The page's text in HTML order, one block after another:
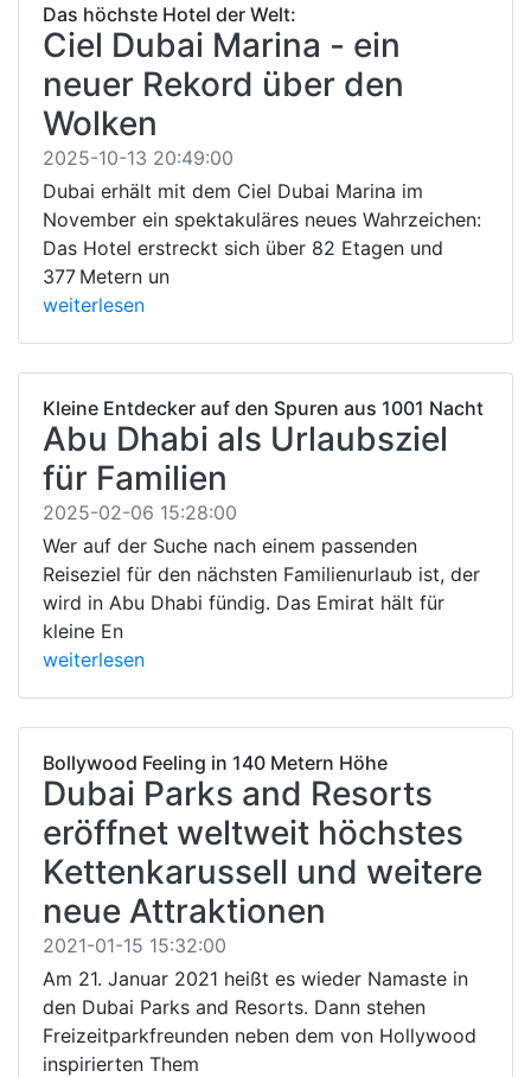
Das höchste Hotel der Welt:
Ciel Dubai Marina - ein
neuer Rekord über den
Wolken
2025-10-13 20:49:00
Dubai erhält mit dem Ciel Dubai Marina im
November ein spektakuläres neues Wahrzeichen:
Das Hotel erstreckt sich über 82 Etagen und
377 Metern un
weiterlesen
Kleine Entdecker auf den Spuren aus 1001 Nacht
Abu Dhabi als Urlaubsziel
für Familien
2025-02-06 15:28:00
Wer auf der Suche nach einem passenden
Reiseziel für den nächsten Familienurlaub ist, der
wird in Abu Dhabi fündig. Das Emirat hält für
kleine En
weiterlesen
Bollywood Feeling in 140 Metern Höhe
Dubai Parks and Resorts
eröffnet weltweit höchstes
Kettenkarussell und weitere
neue Attraktionen
2021-01-15 15:32:00
Am 21. Januar 2021 heißt es wieder Namaste in
den Dubai Parks and Resorts. Dann stehen
Freizeitparkfreunden neben dem von Hollywood
inspirierten Them